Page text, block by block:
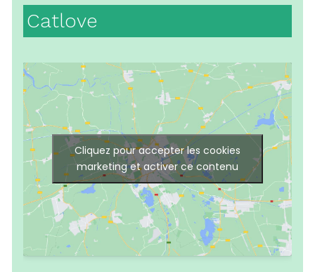
Catlove
Cliquez pour accepter les cookies
marketing et activer ce contenu